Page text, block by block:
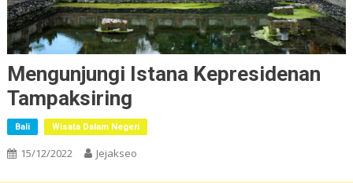
Mengunjungi Istana Kepresidenan
Tampaksiring
Bali Wisata Dalam Negeri
15/12/2022 Jejakseo